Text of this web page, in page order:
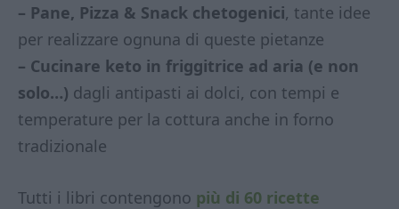
– Pane, Pizza & Snack chetogenici, tante idee
per realizzare ognuna di queste pietanze
– Cucinare keto in friggitrice ad aria (e non
solo…) dagli antipasti ai dolci, con tempi e
temperature per la cottura anche in forno
tradizionale
Tutti i libri contengono più di 60 ricette